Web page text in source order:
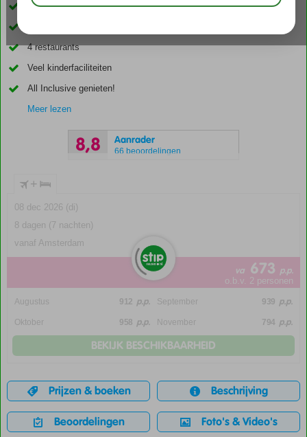
Gelegen aan privé strand
4 restaurants
Veel kinderfaciliteiten
All Inclusive genieten!
Meer lezen
8,8 Aanrader
66 beoordelingen
+
08 dec 2026 (di)
8 dagen (7 nachten)
vanaf Amsterdam
va 673 p.p.
o.b.v. 2 personen
Augustus 912 p.p. September 939 p.p.
Oktober 958 p.p. November 794 p.p.
BEKIJK BESCHIKBAARHEID
Prijzen & boeken Beschrijving
Beoordelingen Foto's & Video's